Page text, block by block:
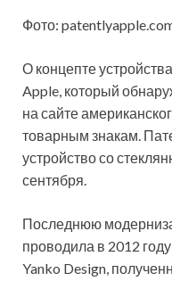
Фото:
О концепте
Apple, который
на сайте
товарным знакам.
устройство со
сентября.
Последнюю
проводила в 2012
Yanko Design,